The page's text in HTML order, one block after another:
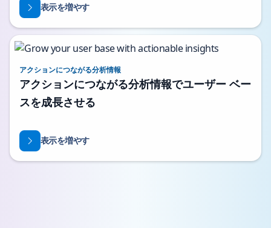
表示を増やす
アクションにつながる分析情報
アクションにつながる分析情報でユーザー ベー
スを成長させる
表示を増やす